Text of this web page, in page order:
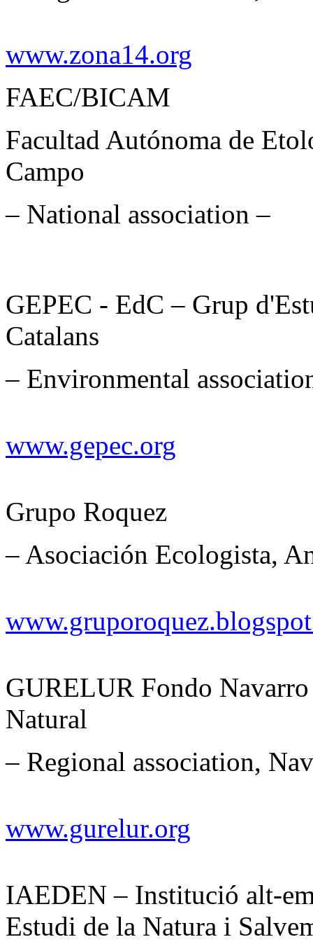
www.zona14.org
FAEC/BICAM
Facultad Autónoma de
Campo
– National association –
GEPEC - EdC – Grup
Catalans
– Environmental
www.gepec.org
Grupo Roquez
– Asociación Ecologista,
GURELUR Fondo
Natural
– Regional association,
www.gurelur.org
IAEDEN – Institució alt-
Estudi de la Natura i